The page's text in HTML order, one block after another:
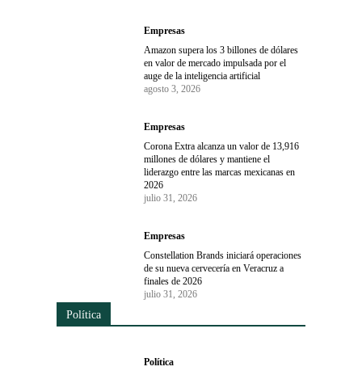
Empresas
Amazon supera los 3 billones de dólares
en valor de mercado impulsada por el
auge de la inteligencia artificial
agosto 3, 2026
Empresas
Corona Extra alcanza un valor de 13,916
millones de dólares y mantiene el
liderazgo entre las marcas mexicanas en
2026
julio 31, 2026
Empresas
Constellation Brands iniciará operaciones
de su nueva cervecería en Veracruz a
finales de 2026
julio 31, 2026
Política
Política